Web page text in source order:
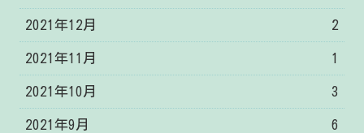
2021年12月 2
2021年11月 1
2021年10月 3
2021年9月 6